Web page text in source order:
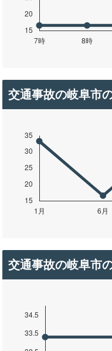
交通事故の岐阜市
交通事故の岐阜市